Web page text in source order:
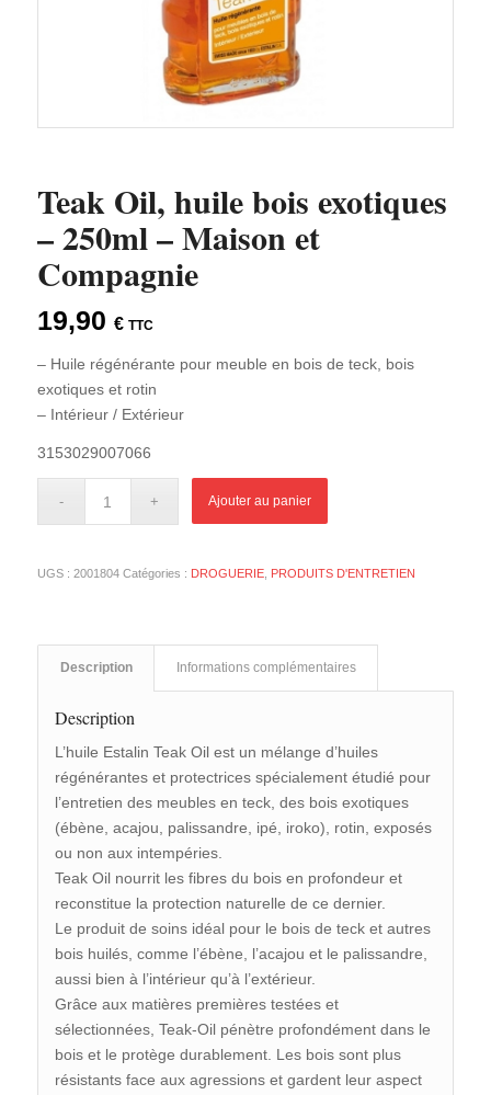
Teak Oil, huile bois exotiques
– 250ml – Maison et
Compagnie
19,90 € TTC
– Huile régénérante pour meuble en bois de teck, bois
exotiques et rotin
– Intérieur / Extérieur
3153029007066
Ajouter au panier
UGS : 2001804 Catégories : DROGUERIE, PRODUITS D'ENTRETIEN
Description Informations complémentaires
Description
L’huile Estalin Teak Oil est un mélange d’huiles
régénérantes et protectrices spécialement étudié pour
l’entretien des meubles en teck, des bois exotiques
(ébène, acajou, palissandre, ipé, iroko), rotin, exposés
ou non aux intempéries.
Teak Oil nourrit les fibres du bois en profondeur et
reconstitue la protection naturelle de ce dernier.
Le produit de soins idéal pour le bois de teck et autres
bois huilés, comme l’ébène, l’acajou et le palissandre,
aussi bien à l’intérieur qu’à l’extérieur.
Grâce aux matières premières testées et
sélectionnées, Teak-Oil pénètre profondément dans le
bois et le protège durablement. Les bois sont plus
résistants face aux agressions et gardent leur aspect